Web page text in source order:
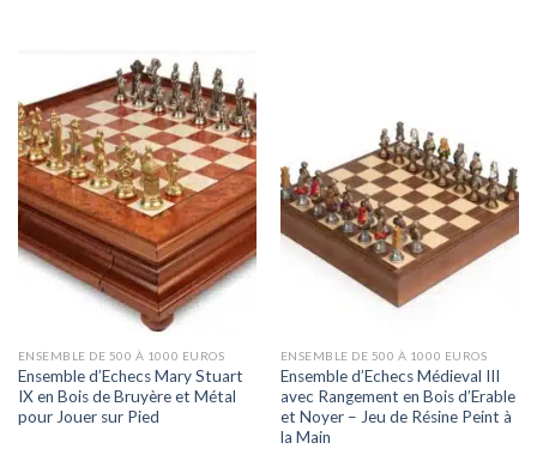
ENSEMBLE DE 500 À 1000 EUROS
Ensemble d’Echecs Mary Stuart
IX en Bois de Bruyère et Métal
pour Jouer sur Pied
ENSEMBLE DE 500 À 1000 EUROS
Ensemble d’Echecs Médieval III
avec Rangement en Bois d’Erable
et Noyer – Jeu de Résine Peint à
la Main